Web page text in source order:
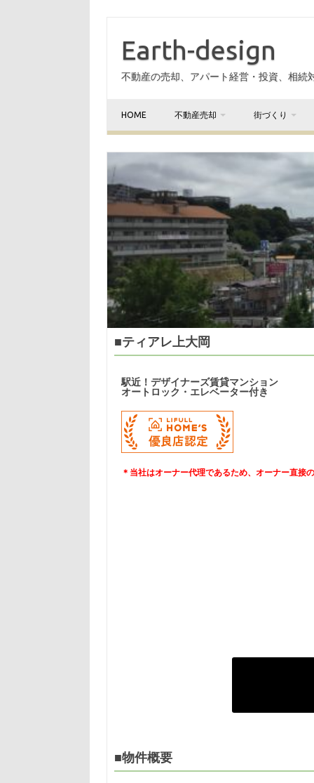
Earth-design
不動産の売却、アパート経営・投資、相続
HOME 不動産売却 街づくり
■ティアレ上大岡
駅近！デザイナーズ賃貸マンション
オートロック・エレベーター付き
＊当社はオーナー代理であるため、オーナー直接
■物件概要